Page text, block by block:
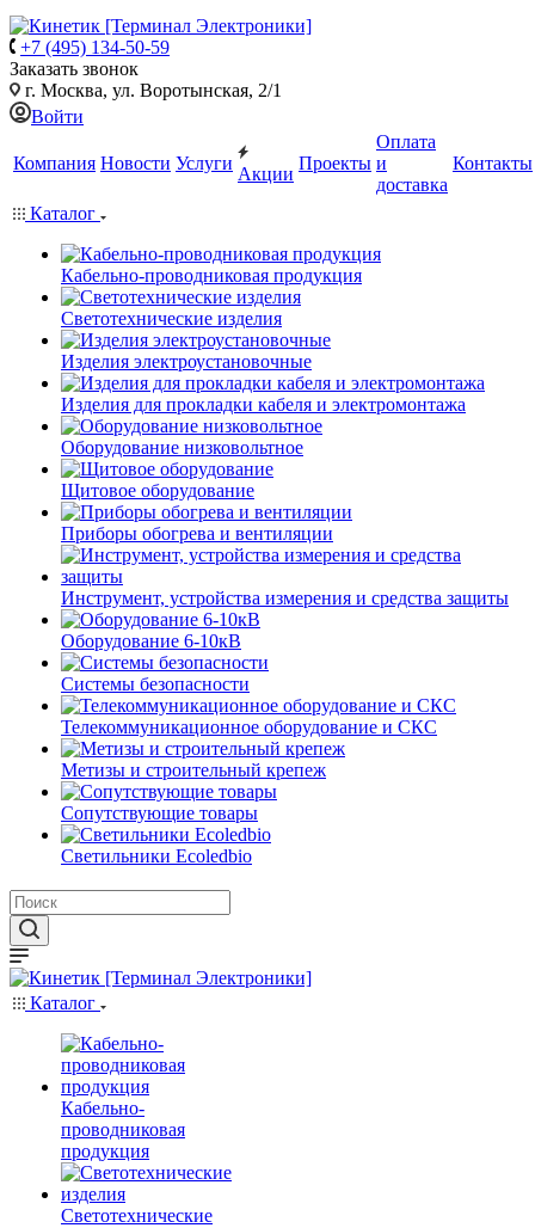
+7 (495) 134-50-59
Заказать звонок
г. Москва, ул. Воротынская, 2/1
Войти
Компания Новости Услуги
Акции
Проекты
Оплата
и
доставка
Контакты
Каталог
Кабельно-проводниковая продукция
Светотехнические изделия
Изделия электроустановочные
Изделия для прокладки кабеля и электромонтажа
Оборудование низковольтное
Щитовое оборудование
Приборы обогрева и вентиляции
Инструмент, устройства измерения и средства защиты
Оборудование 6-10кВ
Системы безопасности
Телекоммуникационное оборудование и СКС
Метизы и строительный крепеж
Сопутствующие товары
Светильники Ecoledbio
Каталог
Кабельно-
проводниковая
продукция
Светотехнические